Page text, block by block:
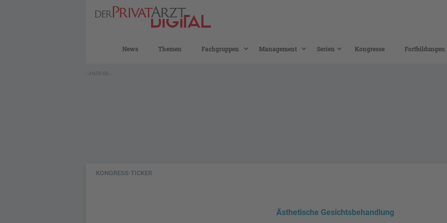
News Themen Fachgruppen Management Serien Kongresse Fortbildungen
- ANZEIGE -
KONGRESS-TICKER
Ästhetische Gesichtsbehandlung